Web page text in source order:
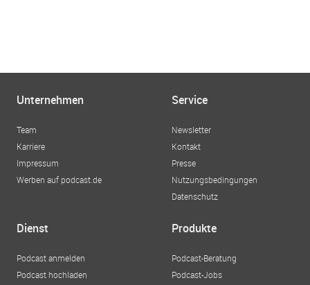
Unternehmen
Team
Karriere
Impressum
Werben auf podcast.de
Service
Newsletter
Kontakt
Presse
Nutzungsbedingungen
Datenschutz
Dienst
Podcast anmelden
Podcast hochladen
Produkte
Podcast-Beratung
Podcast-Jobs